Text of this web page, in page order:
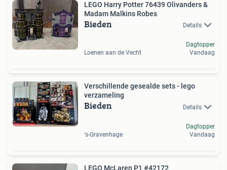
LEGO Harry Potter 76439 Olivanders &
Madam Malkins Robes
Bieden Details
Loenen aan de Vecht
Dagtopper
Vandaag
Verschillende gesealde sets - lego
verzameling
Bieden Details
's-Gravenhage
Dagtopper
Vandaag
LEGO McLaren P1 #42172